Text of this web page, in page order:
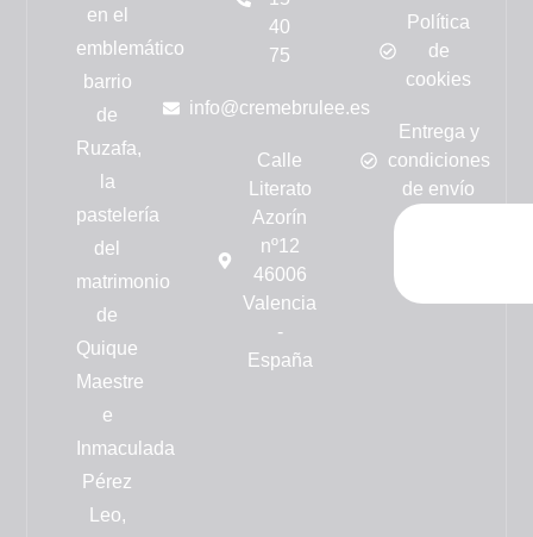
en el
emblemático
barrio
de
Ruzafa,
la
pastelería
del
matrimonio
de
Quique
Maestre
e
Inmaculada
Pérez
Leo,
40
75
info@cremebrulee.es
Calle
Literato
Azorín
nº12
46006
Valencia
-
España
Política
de
cookies
Entrega y
condiciones
de envío